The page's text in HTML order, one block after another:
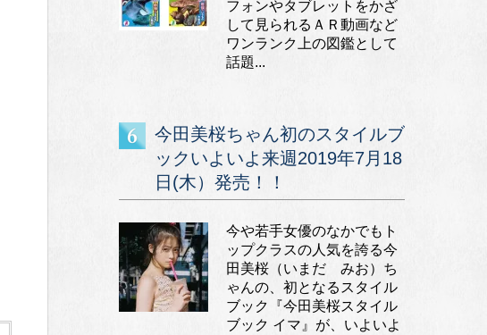
フォンやタブレットをかざ
して見られるＡＲ動画など
ワンランク上の図鑑として
話題...
今田美桜ちゃん初のスタイルブ
ックいよいよ来週2019年7月18
日(木）発売！！
今や若手女優のなかでもト
ップクラスの人気を誇る今
田美桜（いまだ みお）ち
ゃんの、初となるスタイル
ブック『今田美桜スタイル
ブック イマ』が、いよいよ